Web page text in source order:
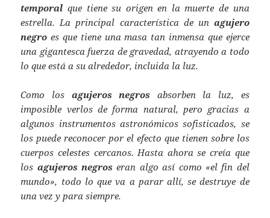
temporal que tiene su origen en la muerte de una
estrella. La principal característica de un agujero
negro es que tiene una masa tan inmensa que ejerce
una gigantesca fuerza de gravedad, atrayendo a todo
lo que está a su alrededor, incluida la luz.
Como los agujeros negros absorben la luz, es
imposible verlos de forma natural, pero gracias a
algunos instrumentos astronómicos sofisticados, se
los puede reconocer por el efecto que tienen sobre los
cuerpos celestes cercanos. Hasta ahora se creía que
los agujeros negros eran algo así como «el fin del
mundo», todo lo que va a parar allí, se destruye de
una vez y para siempre.